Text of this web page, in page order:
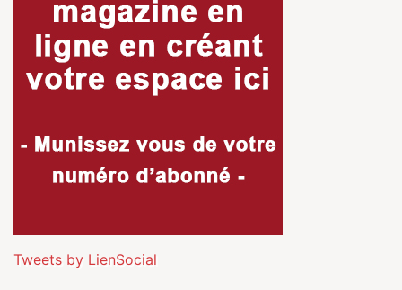
Tweets by LienSocial